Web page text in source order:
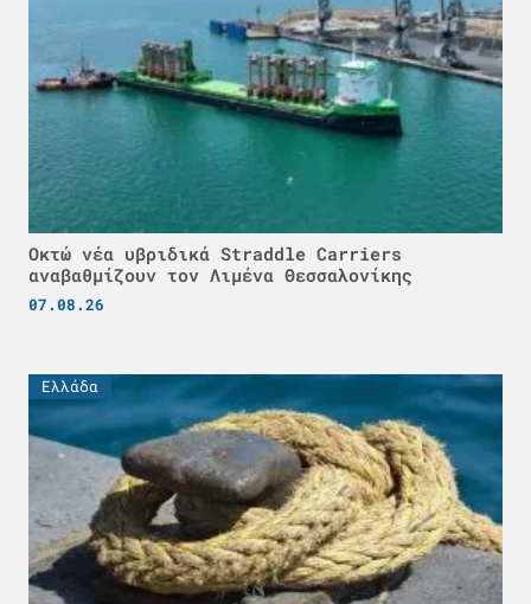
Οκτώ νέα υβριδικά Straddle Carriers
αναβαθμίζουν τον Λιμένα Θεσσαλονίκης
07.08.26
Ελλάδα